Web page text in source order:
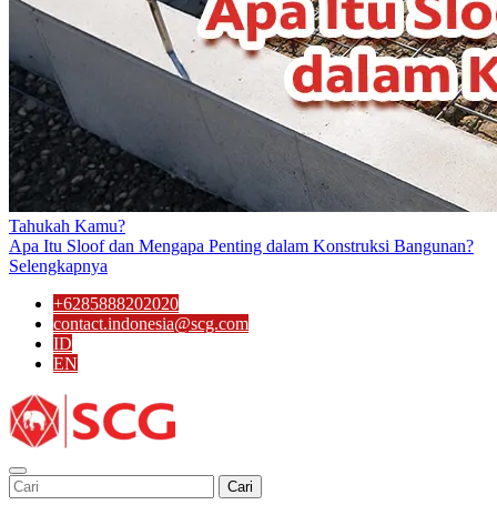
Tahukah Kamu?
Apa Itu Sloof dan Mengapa Penting dalam Konstruksi Bangunan?
Selengkapnya
+6285888202020
contact.indonesia@scg.com
ID
EN
Cari